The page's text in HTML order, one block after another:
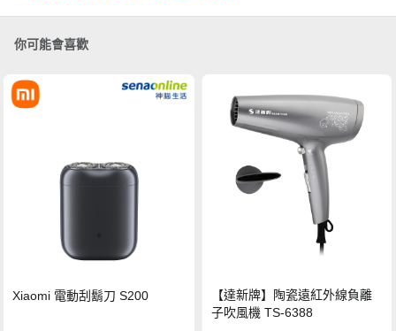
你可能會喜歡
Xiaomi 電動刮鬍刀 S200
【達新牌】陶瓷遠紅外線負離
子吹風機 TS-6388